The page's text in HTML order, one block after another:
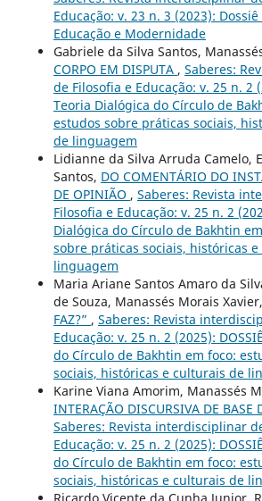
Educação: v. 23 n. 3 (2023):
Educação e Modernidade
Gabriele da Silva Santos,
CORPO EM DISPUTA , Saberes:
de Filosofia e Educação: v. 25 n. 2
Teoria Dialógica do Círculo de
estudos sobre práticas sociais,
de linguagem
Lidianne da Silva Arruda Camelo,
Santos, DO COMENTÁRIO DO
DE OPINIÃO , Saberes: Revista
Filosofia e Educação: v. 25 n. 2
Dialógica do Círculo de Bakhtin
sobre práticas sociais, históricas
linguagem
Maria Ariane Santos Amaro da
de Souza, Manassés Morais Xavier,
FAZ?” , Saberes: Revista
Educação: v. 25 n. 2 (2025):
do Círculo de Bakhtin em foco:
sociais, históricas e culturais de
Karine Viana Amorim, Manassés
INTERAÇÃO DISCURSIVA DE BASE
Saberes: Revista interdisciplinar
Educação: v. 25 n. 2 (2025):
do Círculo de Bakhtin em foco:
sociais, históricas e culturais de